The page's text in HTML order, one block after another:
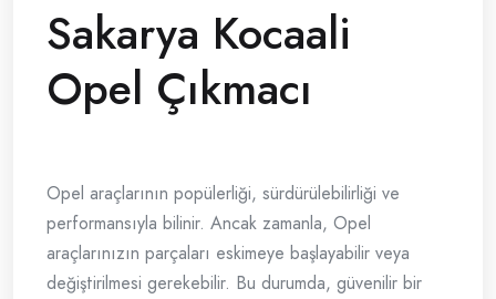
Sakarya Kocaali
Opel Çıkmacı
Opel araçlarının popülerliği, sürdürülebilirliği ve
performansıyla bilinir. Ancak zamanla, Opel
araçlarınızın parçaları eskimeye başlayabilir veya
değiştirilmesi gerekebilir. Bu durumda, güvenilir bir